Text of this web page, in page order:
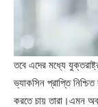
তবে এদের মধ্যে
ভ্যাকসিন প্রাপ্তি নিশ্চিত
করতে চায় তারা।এমন